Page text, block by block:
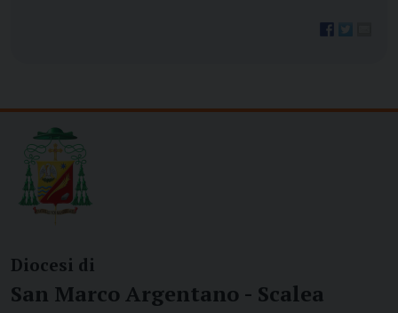
Diocesi di
San Marco Argentano - Scalea